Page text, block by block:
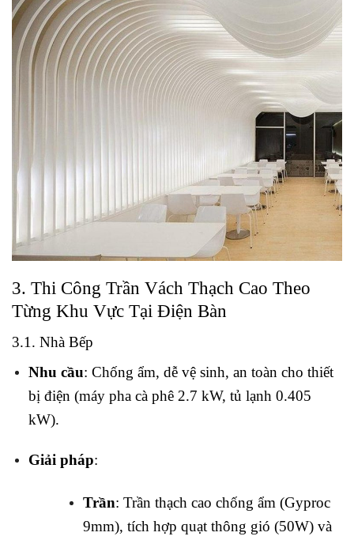
3. Thi Công Trần Vách Thạch Cao Theo
Từng Khu Vực Tại Điện Bàn
3.1. Nhà Bếp
Nhu cầu: Chống ẩm, dễ vệ sinh, an toàn cho thiết
bị điện (máy pha cà phê 2.7 kW, tủ lạnh 0.405
kW).
Giải pháp:
Trần: Trần thạch cao chống ẩm (Gyproc
9mm), tích hợp quạt thông gió (50W) và